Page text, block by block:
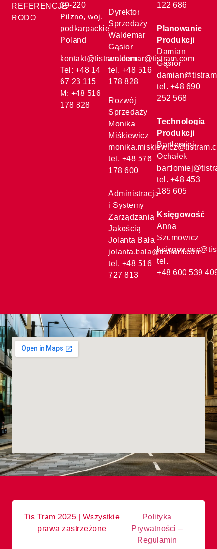
REFERENCJE
RODO
39-220
Pilzno, woj.
podkarpackie
Poland
kontakt@tistram.com
Tel: +48 14
67 23 115
M: +48 516
178 828
Dyrektor
Sprzedaży
Waldemar
Gąsior
waldemar@tistram.com
tel. +48 516
178 828
Rozwój
Sprzedaży
Monika
Miśkiewicz
tel. +48 576
178 600
Administracja
i Systemy
Zarządzania
Jakością
Jolanta Bała
jolanta.bala@tistram.com
tel. +48 516
727 813
122 686
Planowanie
Produkcji
Damian
Gąsior
tel. +48 690
252 568
Technologia
Produkcji
Bartłomiej
Ochałek
tel. +48 453
185 605
Księgowość
Anna
Szumowicz
tel.
+48 600 539
Tis Tram 2025 | Wszystkie
prawa zastrzeżone
Polityka
Prywatności –
Regulamin